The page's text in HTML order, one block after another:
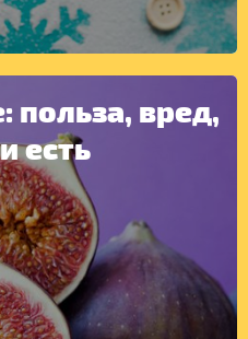
польза, вред,
есть